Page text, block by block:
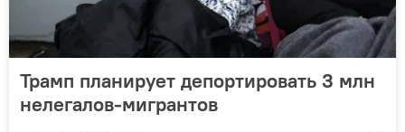
Трамп планирует депортировать 3 млн
нелегалов-мигрантов